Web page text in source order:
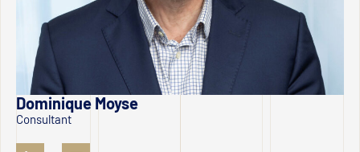
Dominique Moyse
Consultant